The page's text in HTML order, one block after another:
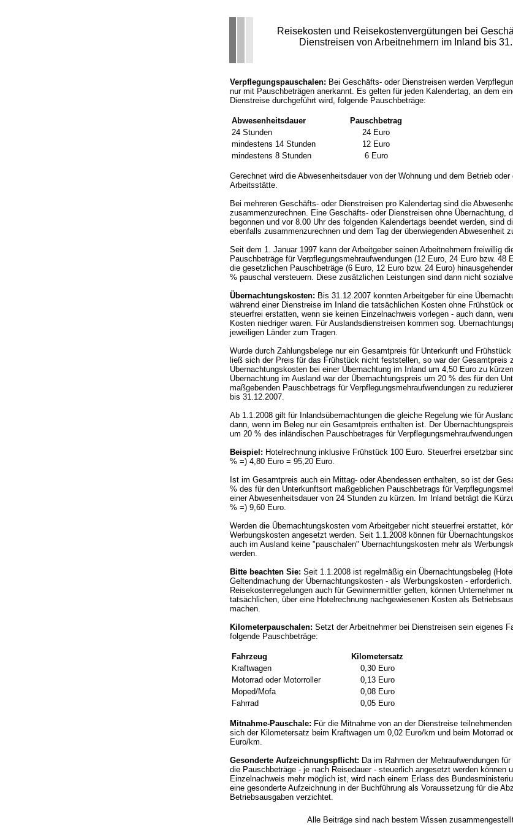
Reisekosten und Reisekostenvergütungen bei
Dienstreisen von Arbeitnehmern im Inland bis
Verpflegungspauschalen: Bei Geschäfts- oder Dienstreisen werden
nur mit Pauschbeträgen anerkannt. Es gelten für jeden Kalendertag, an dem
Dienstreise durchgeführt wird, folgende Pauschbeträge:
Abwesenheitsdauer
Pauschbetrag
24 Stunden
24 Euro
mindestens 14 Stunden
12 Euro
mindestens 8 Stunden
6 Euro
Gerechnet wird die Abwesenheitsdauer von der Wohnung und dem Betrieb oder
Arbeitsstätte.
Bei mehreren Geschäfts- oder Dienstreisen pro Kalendertag sind die
zusammenzurechnen. Eine Geschäfts- oder Dienstreisen ohne Übernachtung,
begonnen und vor 8.00 Uhr des folgenden Kalendertags beendet werden, sind
ebenfalls zusammenzurechnen und dem Tag der überwiegenden Abwesenheit
Seit dem 1. Januar 1997 kann der Arbeitgeber seinen Arbeitnehmern freiwillig
Pauschbeträge für Verpflegungsmehraufwendungen (12 Euro, 24 Euro bzw. 48
die gesetzlichen Pauschbeträge (6 Euro, 12 Euro bzw. 24 Euro)
% pauschal versteuern. Diese zusätzlichen Leistungen sind dann nicht
Übernachtungskosten: Bis 31.12.2007 konnten Arbeitgeber für eine
während einer Dienstreise im Inland die tatsächlichen Kosten ohne Frühstück
steuerfrei erstatten, wenn sie keinen Einzelnachweis vorlegen - auch dann,
Kosten niedriger waren. Für Auslandsdienstreisen kommen sog.
jeweiligen Länder zum Tragen.
Wurde durch Zahlungsbelege nur ein Gesamtpreis für Unterkunft und
ließ sich der Preis für das Frühstück nicht feststellen, so war der Gesamtpreis
Übernachtungskosten bei einer Übernachtung im Inland um 4,50 Euro zu
Übernachtung im Ausland war der Übernachtungspreis um 20 % des für den
maßgebenden Pauschbetrags für Verpflegungsmehraufwendungen zu
bis 31.12.2007.
Ab 1.1.2008 gilt für Inlandsübernachtungen die gleiche Regelung wie für
dann, wenn im Beleg nur ein Gesamtpreis enthalten ist. Der
um 20 % des inländischen Pauschbetrages für
Beispiel: Hotelrechnung inklusive Frühstück 100 Euro. Steuerfrei ersetzbar
% =) 4,80 Euro = 95,20 Euro.
Ist im Gesamtpreis auch ein Mittag- oder Abendessen enthalten, so ist der
% des für den Unterkunftsort maßgeblichen Pauschbetrags für
einer Abwesenheitsdauer von 24 Stunden zu kürzen. Im Inland beträgt die
% =) 9,60 Euro.
Werden die Übernachtungskosten vom Arbeitgeber nicht steuerfrei erstattet,
Werbungskosten angesetzt werden. Seit 1.1.2008 können für
auch im Ausland keine "pauschalen" Übernachtungskosten mehr als
werden.
Bitte beachten Sie: Seit 1.1.2008 ist regelmäßig ein Übernachtungsbeleg
Geltendmachung der Übernachtungskosten - als Werbungskosten -
Reisekostenregelungen auch für Gewinnermittler gelten, können Unternehmer
tatsächlichen, über eine Hotelrechnung nachgewiesenen Kosten als
machen.
Kilometerpauschalen: Setzt der Arbeitnehmer bei Dienstreisen sein eigenes
folgende Pauschbeträge:
Fahrzeug
Kilometersatz
Kraftwagen
0,30 Euro
Motorrad oder Motorroller
0,13 Euro
Moped/Mofa
0,08 Euro
Fahrrad
0,05 Euro
Mitnahme-Pauschale: Für die Mitnahme von an der Dienstreise
sich der Kilometersatz beim Kraftwagen um 0,02 Euro/km und beim Motorrad
Euro/km.
Gesonderte Aufzeichnungspflicht: Da im Rahmen der Mehraufwendungen
die Pauschbeträge - je nach Reisedauer - steuerlich angesetzt werden können
Einzelnachweis mehr möglich ist, wird nach einem Erlass des
eine gesonderte Aufzeichnung in der Buchführung als Voraussetzung für die
Betriebsausgaben verzichtet.
Alle Beiträge sind nach bestem Wissen